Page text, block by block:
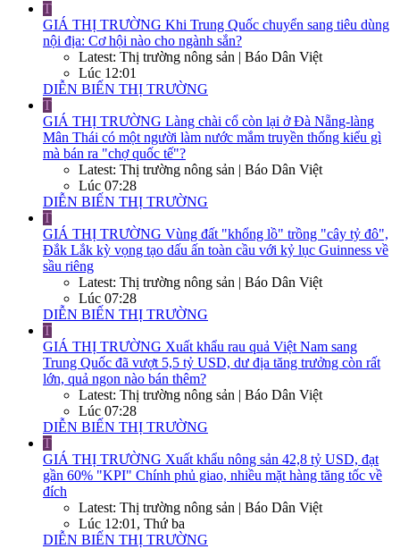
T
GIÁ THỊ TRƯỜNG Khi Trung Quốc chuyển sang tiêu dùng
nội địa: Cơ hội nào cho ngành sắn?
Latest: Thị trường nông sản | Báo Dân Việt
Lúc 12:01
DIỄN BIẾN THỊ TRƯỜNG
T
GIÁ THỊ TRƯỜNG Làng chài cổ còn lại ở Đà Nẵng-làng
Mân Thái có một người làm nước mắm truyền thống kiểu gì
mà bán ra "chợ quốc tế"?
Latest: Thị trường nông sản | Báo Dân Việt
Lúc 07:28
DIỄN BIẾN THỊ TRƯỜNG
T
GIÁ THỊ TRƯỜNG Vùng đất "khổng lồ" trồng "cây tỷ đô",
Đắk Lắk kỳ vọng tạo dấu ấn toàn cầu với kỷ lục Guinness về
sầu riêng
Latest: Thị trường nông sản | Báo Dân Việt
Lúc 07:28
DIỄN BIẾN THỊ TRƯỜNG
T
GIÁ THỊ TRƯỜNG Xuất khẩu rau quả Việt Nam sang
Trung Quốc đã vượt 5,5 tỷ USD, dư địa tăng trưởng còn rất
lớn, quả ngon nào bán thêm?
Latest: Thị trường nông sản | Báo Dân Việt
Lúc 07:28
DIỄN BIẾN THỊ TRƯỜNG
T
GIÁ THỊ TRƯỜNG Xuất khẩu nông sản 42,8 tỷ USD, đạt
gần 60% "KPI" Chính phủ giao, nhiều mặt hàng tăng tốc về
đích
Latest: Thị trường nông sản | Báo Dân Việt
Lúc 12:01, Thứ ba
DIỄN BIẾN THỊ TRƯỜNG